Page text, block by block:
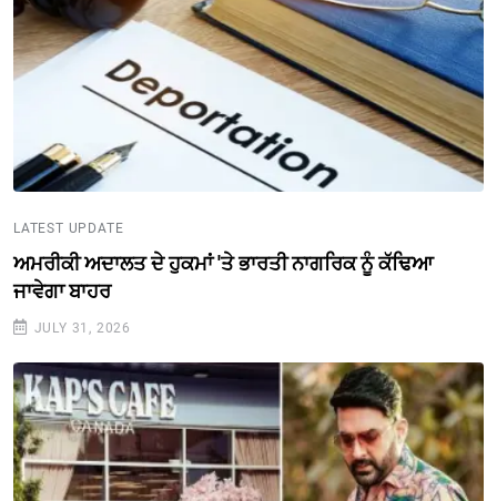
LATEST UPDATE
ਅਮਰੀਕੀ ਅਦਾਲਤ ਦੇ ਹੁਕਮਾਂ 'ਤੇ ਭਾਰਤੀ ਨਾਗਰਿਕ ਨੂੰ ਕੱਢਿਆ
ਜਾਵੇਗਾ ਬਾਹਰ
JULY 31, 2026